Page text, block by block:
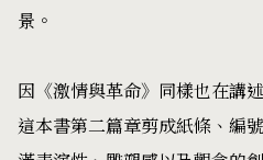
景。
因《激情與革命》同樣也在講
這本書第二篇章剪成紙條、編